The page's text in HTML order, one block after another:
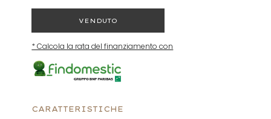
VENDUTO
* Calcola la rata del finanziamento con
CARATTERISTICHE